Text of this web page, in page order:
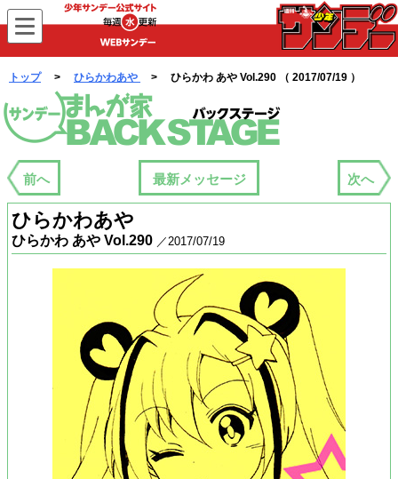
WEBサンデー
トップ> ひらかわあや > ひらかわ あや Vol.290 （ 2017/07/19 ）
まんが家バックステージ
前へ 最新メッセージ 次へ
ひらかわあや
ひらかわ あや Vol.290 ／2017/07/19